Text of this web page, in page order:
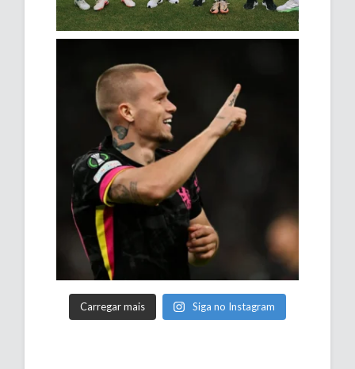
Carregar mais Siga no Instagram